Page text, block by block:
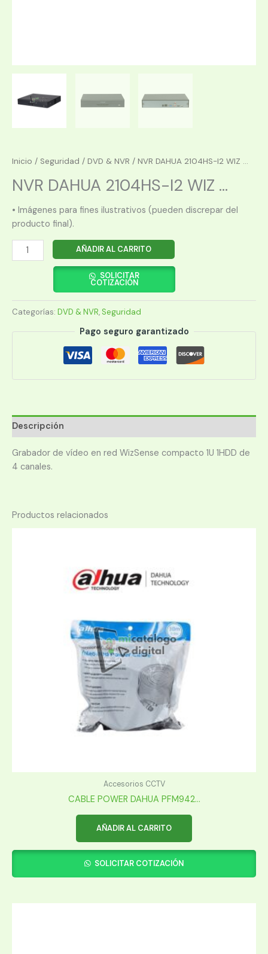
Inicio / Seguridad / DVD & NVR / NVR DAHUA 2104HS-I2 WIZ ...
NVR DAHUA 2104HS-I2 WIZ ...
• Imágenes para fines ilustrativos (pueden discrepar del
producto final).
NVR
DAHUA
WIZ
4CH
AÑADIR AL CARRITO
SOLICITAR
COTIZACIÓN
Categorías: DVD & NVR, Seguridad
Pago seguro garantizado
Descripción
Grabador de vídeo en red WizSense compacto 1U 1HDD de
4 canales.
Productos relacionados
Accesorios CCTV
CABLE POWER DAHUA PFM942...
AÑADIR AL CARRITO
SOLICITAR COTIZACIÓN